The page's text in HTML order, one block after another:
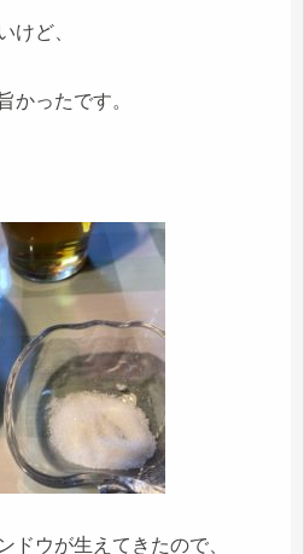
けど、
かったです。
ドウが生えてきたので、